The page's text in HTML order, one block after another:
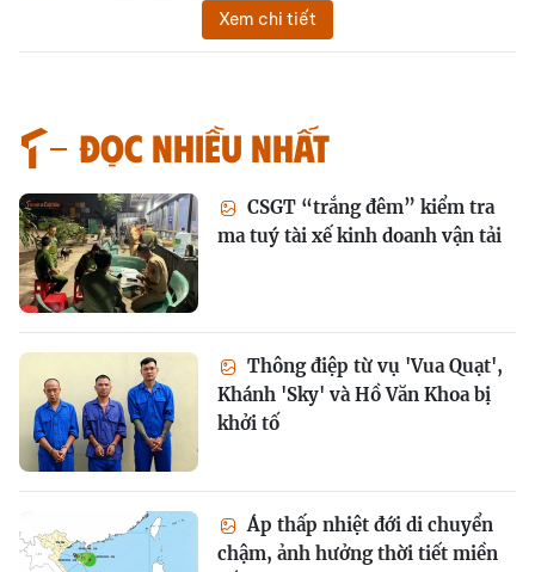
Xem chi tiết
Đọc nhiều nhất
CSGT “trắng đêm” kiểm tra
ma tuý tài xế kinh doanh vận tải
Thông điệp từ vụ 'Vua Quạt',
Khánh 'Sky' và Hồ Văn Khoa bị
khởi tố
Áp thấp nhiệt đới di chuyển
chậm, ảnh hưởng thời tiết miền